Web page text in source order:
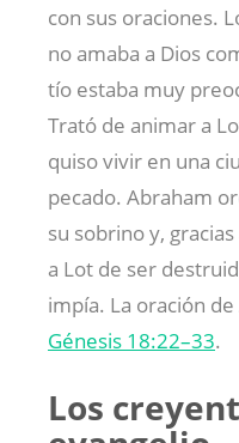
con sus oraciones.
no amaba a Dios
tío estaba muy
Trató de animar a
quiso vivir en una
pecado. Abraham
su sobrino y,
a Lot de ser
impía. La oración
Génesis 18:22–33.
Los